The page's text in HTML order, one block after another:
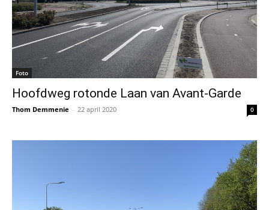
Foto
Hoofdweg rotonde Laan van Avant-Garde
Thom Demmenie - 22 april 2020 0